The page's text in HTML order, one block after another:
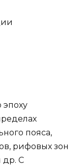
пояса,
рифовых зон
др. С